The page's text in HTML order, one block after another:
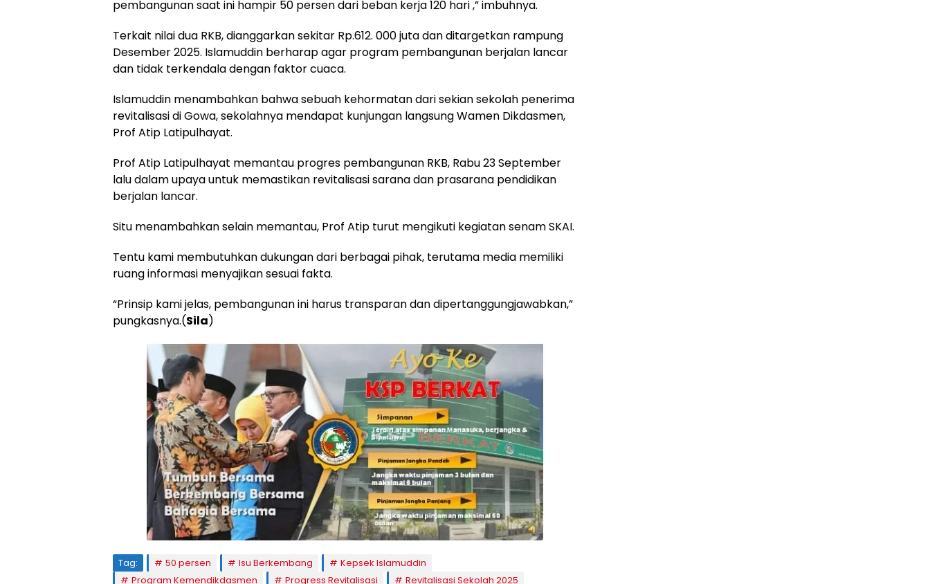
pembangunan saat ini hampir 50 persen dari beban kerja 120 hari ,” imbuhnya.
Terkait nilai dua RKB, dianggarkan sekitar Rp.612. 000 juta dan ditargetkan rampung
Desember 2025. Islamuddin berharap agar program pembangunan berjalan lancar
dan tidak terkendala dengan faktor cuaca.
Islamuddin menambahkan bahwa sebuah kehormatan dari sekian sekolah penerima
revitalisasi di Gowa, sekolahnya mendapat kunjungan langsung Wamen Dikdasmen,
Prof Atip Latipulhayat.
Prof Atip Latipulhayat memantau progres pembangunan RKB, Rabu 23 September
lalu dalam upaya untuk memastikan revitalisasi sarana dan prasarana pendidikan
berjalan lancar.
Situ menambahkan selain memantau, Prof Atip turut mengikuti kegiatan senam SKAI.
Tentu kami membutuhkan dukungan dari berbagai pihak, terutama media memiliki
ruang informasi menyajikan sesuai fakta.
“Prinsip kami jelas, pembangunan ini harus transparan dan dipertanggungjawabkan,”
pungkasnya.(Sila)
Tag: 50 persen Isu Berkembang
Kepsek Islamuddin
Program Kemendikdasmen
Progress Revitalisasi
Revitalisasi Sekolah 2025